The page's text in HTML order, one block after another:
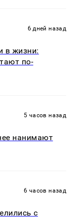
6 дней назад
в жизни:
по-
5 часов назад
нанимают
6 часов назад
с